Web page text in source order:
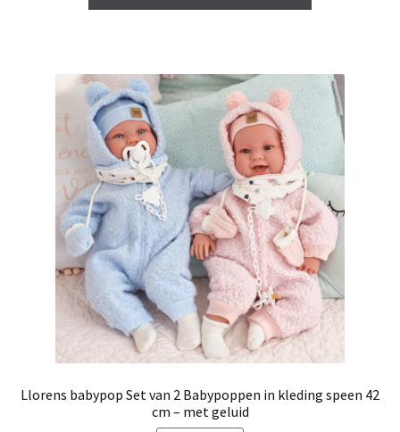
€ 79,95. € 75,00.
Llorens babypop Set van 2 Babypoppen in kleding speen 42
cm – met geluid